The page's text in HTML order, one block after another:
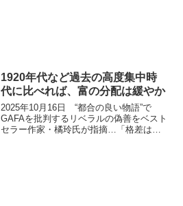
1920年代など過去の高度集中時
代に比べれば、富の分配は緩やか
2025年10月16日 “都合の良い物語”で
GAFAを批判するリベラルの偽善をベスト
セラー作家・橘玲氏が指摘…「格差は拡